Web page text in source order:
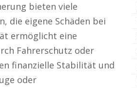
bieten viele
die eigene Schäden bei
ermöglicht eine
Fahrerschutz oder
finanzielle Stabilität und
oder